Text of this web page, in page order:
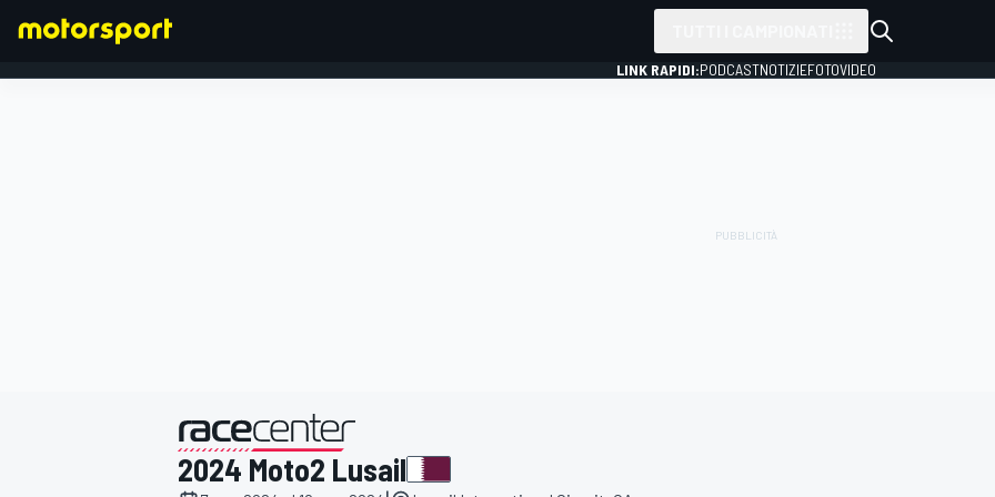
LINK RAPIDI:PODCASTNOTIZIEFOTOVIDEO
presentato da
2024 Moto2 Lusail